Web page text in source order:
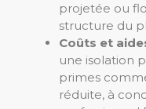
projetée ou
structure du
Coûts et
une isolation
primes
réduite, à